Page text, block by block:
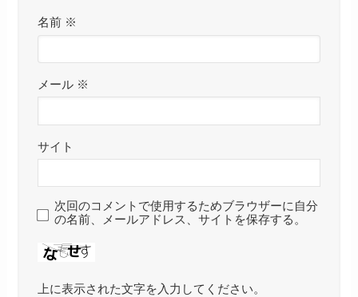
名前 ※
メール ※
サイト
次回のコメントで使用するためブラウザーに自分
の名前、メールアドレス、サイトを保存する。
上に表示された文字を入力してください。